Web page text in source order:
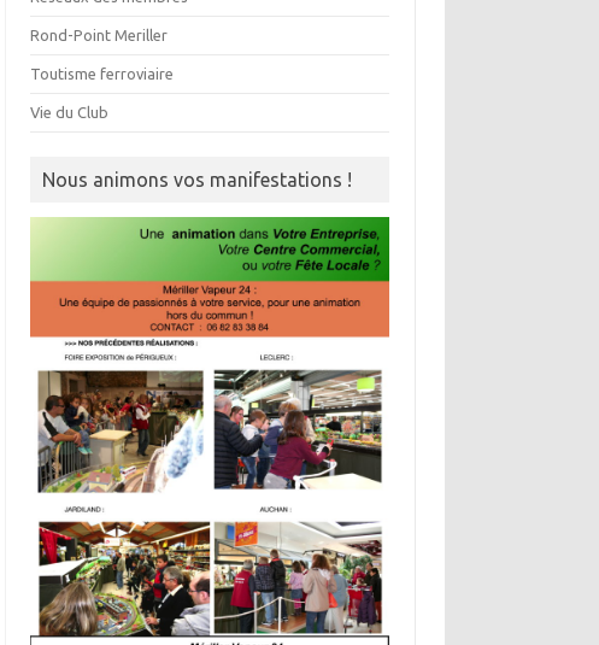
Rond-Point Meriller
Toutisme ferroviaire
Vie du Club
Nous animons vos manifestations !